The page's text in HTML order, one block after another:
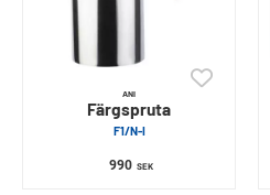
ANI
Färgspruta
F1/N-I
990 SEK